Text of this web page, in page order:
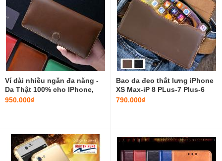
Ví dài nhiều ngăn đa năng -
Da Thật 100% cho IPhone,
Samsung
950.000₫
Bao da đeo thắt lưng iPhone
XS Max-iP 8 PLus-7 Plus-6
Plus [da thật 100%]
790.000₫